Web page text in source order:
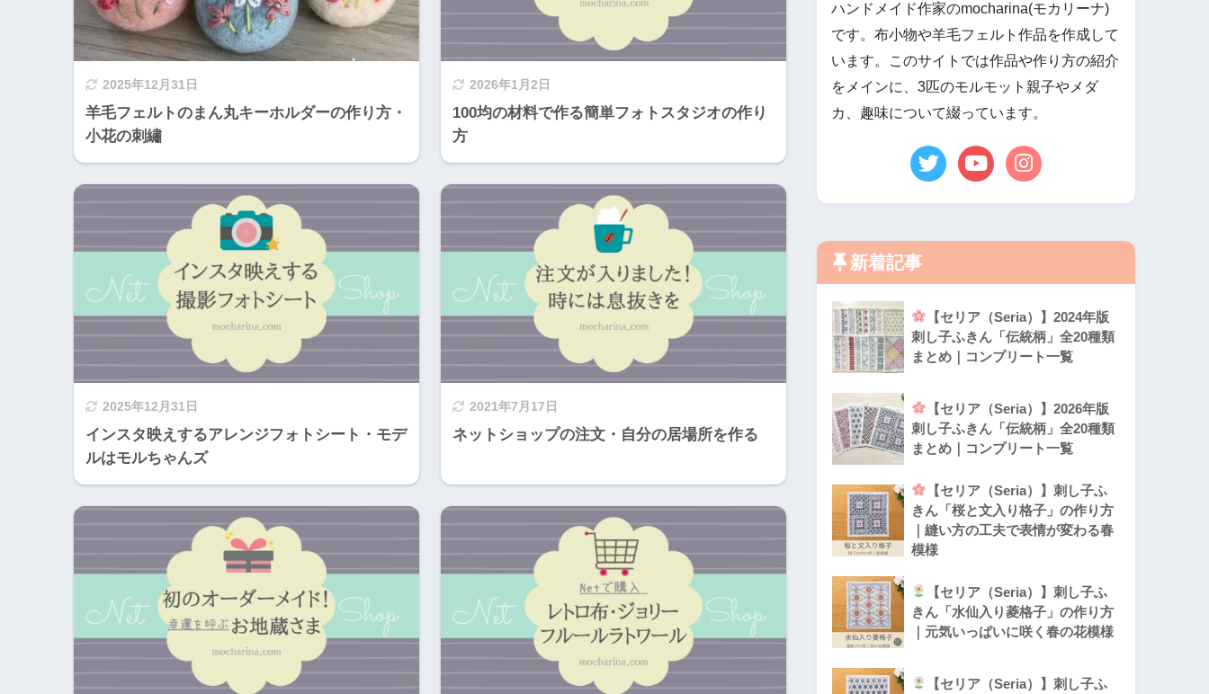
2025年12月31日
羊毛フェルトのまん丸キーホルダーの作り方・
小花の刺繡
2026年1月2日
100均の材料で作る簡単フォトスタジオの作り
方
2025年12月31日
インスタ映えするアレンジフォトシート・モデ
ルはモルちゃんズ
2021年7月17日
ネットショップの注文・自分の居場所を作る
ハンドメイド作家のmocharina(モカリーナ)
です。布小物や羊毛フェルト作品を作成して
います。このサイトでは作品や作り方の紹介
をメインに、3匹のモルモット親子やメダ
カ、趣味について綴っています。
新着記事
【セリア（Seria）】2024年版
刺し子ふきん「伝統柄」全20種類
まとめ｜コンプリート一覧
【セリア（Seria）】2026年版
刺し子ふきん「伝統柄」全20種類
まとめ｜コンプリート一覧
【セリア（Seria）】刺し子ふ
きん「桜と文入り格子」の作り方
｜縫い方の工夫で表情が変わる春
模様
【セリア（Seria）】刺し子ふ
きん「水仙入り菱格子」の作り方
｜元気いっぱいに咲く春の花模様
【セリア（Seria）】刺し子ふ